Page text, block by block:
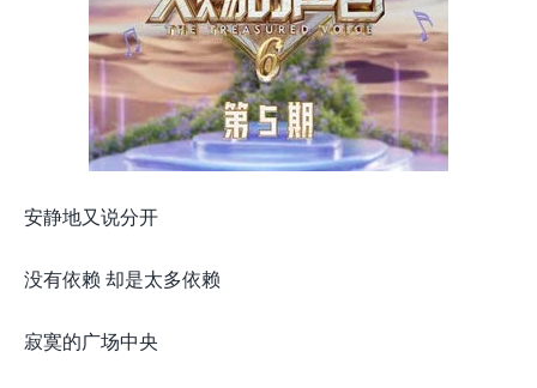
安静地又说分开
没有依赖 却是太多依赖
寂寞的广场中央